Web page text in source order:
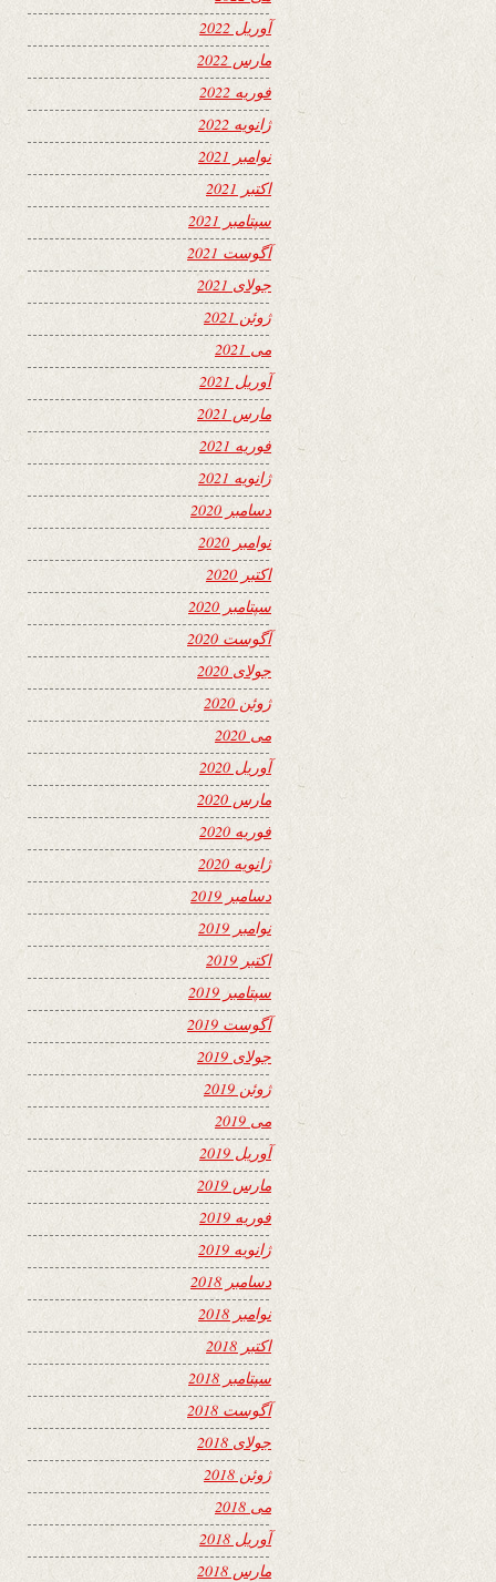
آوریل 2022
مارس 2022
فوریه 2022
ژانویه 2022
نوامبر 2021
اکتبر 2021
سپتامبر 2021
آگوست 2021
جولای 2021
ژوئن 2021
می 2021
آوریل 2021
مارس 2021
فوریه 2021
ژانویه 2021
دسامبر 2020
نوامبر 2020
اکتبر 2020
سپتامبر 2020
آگوست 2020
جولای 2020
ژوئن 2020
می 2020
آوریل 2020
مارس 2020
فوریه 2020
ژانویه 2020
دسامبر 2019
نوامبر 2019
اکتبر 2019
سپتامبر 2019
آگوست 2019
جولای 2019
ژوئن 2019
می 2019
آوریل 2019
مارس 2019
فوریه 2019
ژانویه 2019
دسامبر 2018
نوامبر 2018
اکتبر 2018
سپتامبر 2018
آگوست 2018
جولای 2018
ژوئن 2018
می 2018
آوریل 2018
مارس 2018